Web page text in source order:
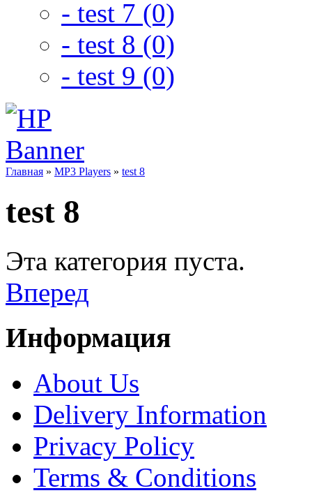
- test 7 (0)
- test 8 (0)
- test 9 (0)
Главная » MP3 Players » test 8
test 8
Эта категория пуста.
Вперед
Информация
About Us
Delivery Information
Privacy Policy
Terms & Conditions